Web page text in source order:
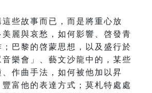
些故事而已，而是將重心放
麗與哀愁，如何影響、啓發青
巴黎的啓蒙思想，以及盛行於
樂會」、藝文沙龍中的，某些
作曲手法，如何被他加以昇
富他的表達方式；莫札特處處